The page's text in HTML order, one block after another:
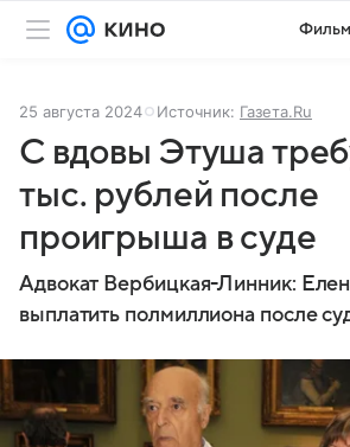
25 августа 2024 Источник: Газета.Ru
С вдовы Этуша
тыс. рублей после
проигрыша в суде
Адвокат Вербицкая-Линник:
выплатить полмиллиона после